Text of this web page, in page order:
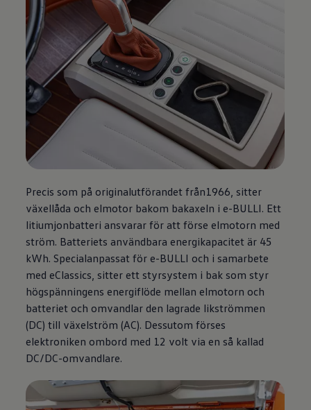
Precis som på originalutförandet från1966, sitter
växellåda och elmotor bakom bakaxeln i e-BULLI. Ett
litiumjonbatteri ansvarar för att förse elmotorn med
ström. Batteriets användbara energikapacitet är 45
kWh. Specialanpassat för e-BULLI och i samarbete
med eClassics, sitter ett styrsystem i bak som styr
högspänningens energiflöde mellan elmotorn och
batteriet och omvandlar den lagrade likströmmen
(DC) till växelström (AC). Dessutom förses
elektroniken ombord med 12 volt via en så kallad
DC/DC-omvandlare.